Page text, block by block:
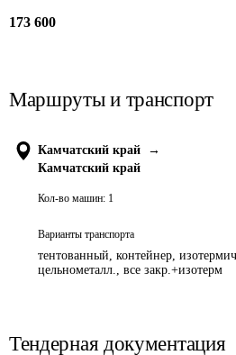
173 600
Маршруты и транспорт
Камчатский край
→
Камчатский край
Кол-во машин: 1
Варианты транспорта
тентованный, контейнер,
цельнометалл., все закр.+изотерм
Тендерная документация